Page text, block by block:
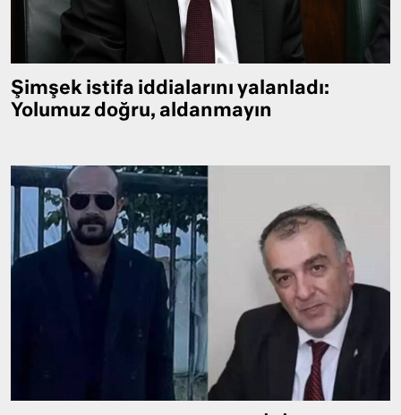
Şimşek istifa iddialarını yalanladı:
Yolumuz doğru, aldanmayın